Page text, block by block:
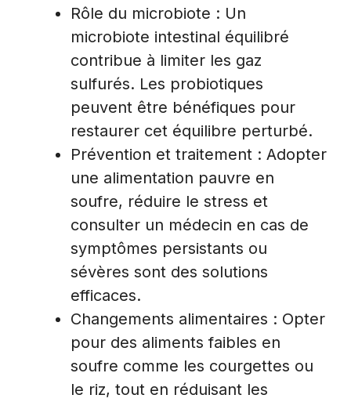
Rôle du microbiote : Un
microbiote intestinal équilibré
contribue à limiter les gaz
sulfurés. Les probiotiques
peuvent être bénéfiques pour
restaurer cet équilibre perturbé.
Prévention et traitement : Adopter
une alimentation pauvre en
soufre, réduire le stress et
consulter un médecin en cas de
symptômes persistants ou
sévères sont des solutions
efficaces.
Changements alimentaires : Opter
pour des aliments faibles en
soufre comme les courgettes ou
le riz, tout en réduisant les